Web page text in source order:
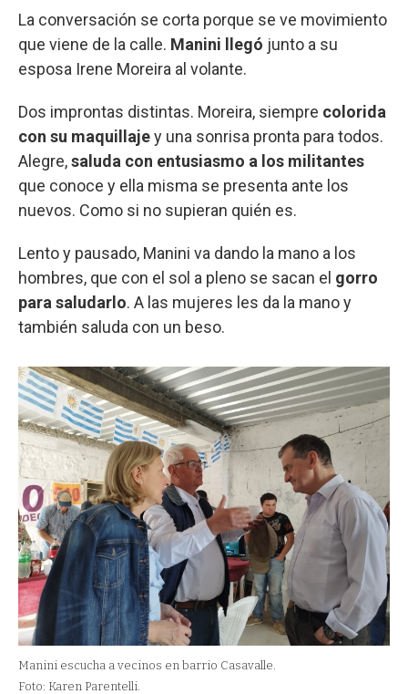
La conversación se corta porque se ve movimiento
que viene de la calle. Manini llegó junto a su
esposa Irene Moreira al volante.
Dos improntas distintas. Moreira, siempre colorida
con su maquillajey una sonrisa pronta para todos.
Alegre,saluda con entusiasmo a los militantes
que conoce y ella misma se presenta ante los
nuevos. Como si no supieran quién es.
Lento y pausado, Manini va dando la mano a los
hombres, que con el sol a pleno se sacan el gorro
para saludarlo. A las mujeres les da la mano y
también saluda con un beso.
Manini escucha a vecinos en barrio Casavalle.
Foto: Karen Parentelli.